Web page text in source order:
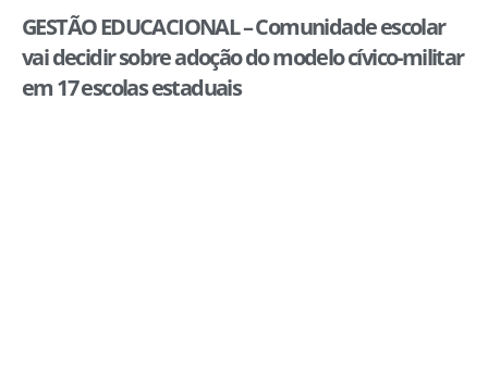
GESTÃO EDUCACIONAL – Comunidade escolar
vai decidir sobre adoção do modelo cívico-militar
em 17 escolas estaduais